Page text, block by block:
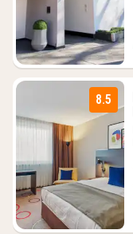
8.5